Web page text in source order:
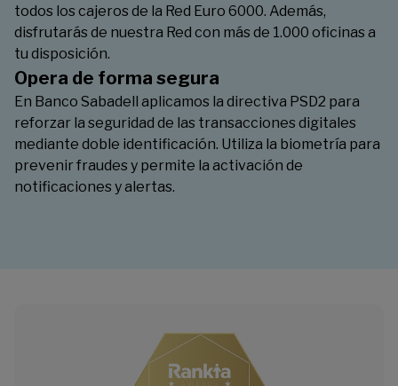
todos los cajeros de la Red Euro 6000. Además,
disfrutarás de nuestra Red con más de 1.000 oficinas a
tu disposición.
Opera de forma segura
En Banco Sabadell aplicamos la directiva PSD2 para
reforzar la seguridad de las transacciones digitales
mediante doble identificación. Utiliza la biometría para
prevenir fraudes y permite la activación de
notificaciones y alertas.